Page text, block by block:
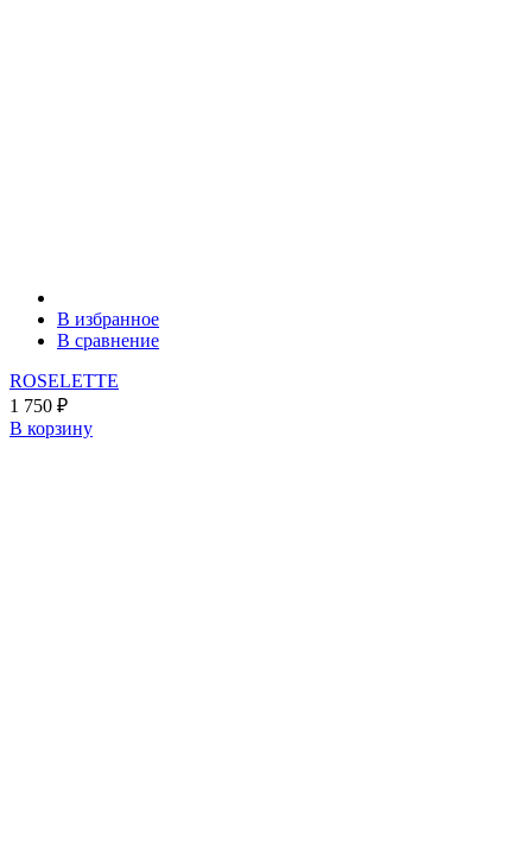
В избранное
В сравнение
ROSELETTE
1 750 ₽
В корзину